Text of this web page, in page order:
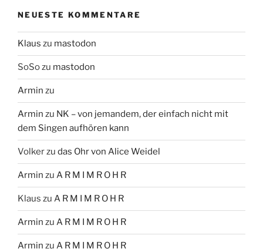
NEUESTE KOMMENTARE
Klaus zu mastodon
SoSozu mastodon
Armin zu
Armin zu NK – von jemandem, der einfach nicht mit
dem Singen aufhören kann
Volkerzu das Ohr von Alice Weidel
Armin zu A R M I M R O H R
Klaus zu A R M I M R O H R
Armin zu A R M I M R O H R
Armin zu A R M I M R O H R